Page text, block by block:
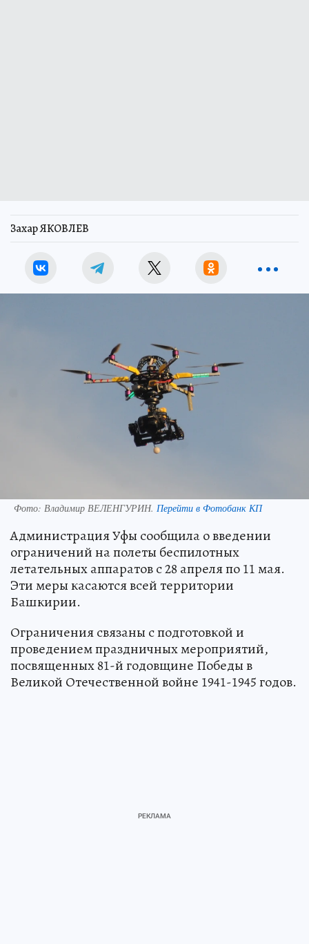
Захар ЯКОВЛЕВ
Фото: Владимир ВЕЛЕНГУРИН. Перейти в Фотобанк КП
Администрация Уфы сообщила о введении
ограничений на полеты беспилотных
летательных аппаратов с 28 апреля по 11 мая.
Эти меры касаются всей территории
Башкирии.
Ограничения связаны с подготовкой и
проведением праздничных мероприятий,
посвященных 81-й годовщине Победы в
Великой Отечественной войне 1941-1945 годов.